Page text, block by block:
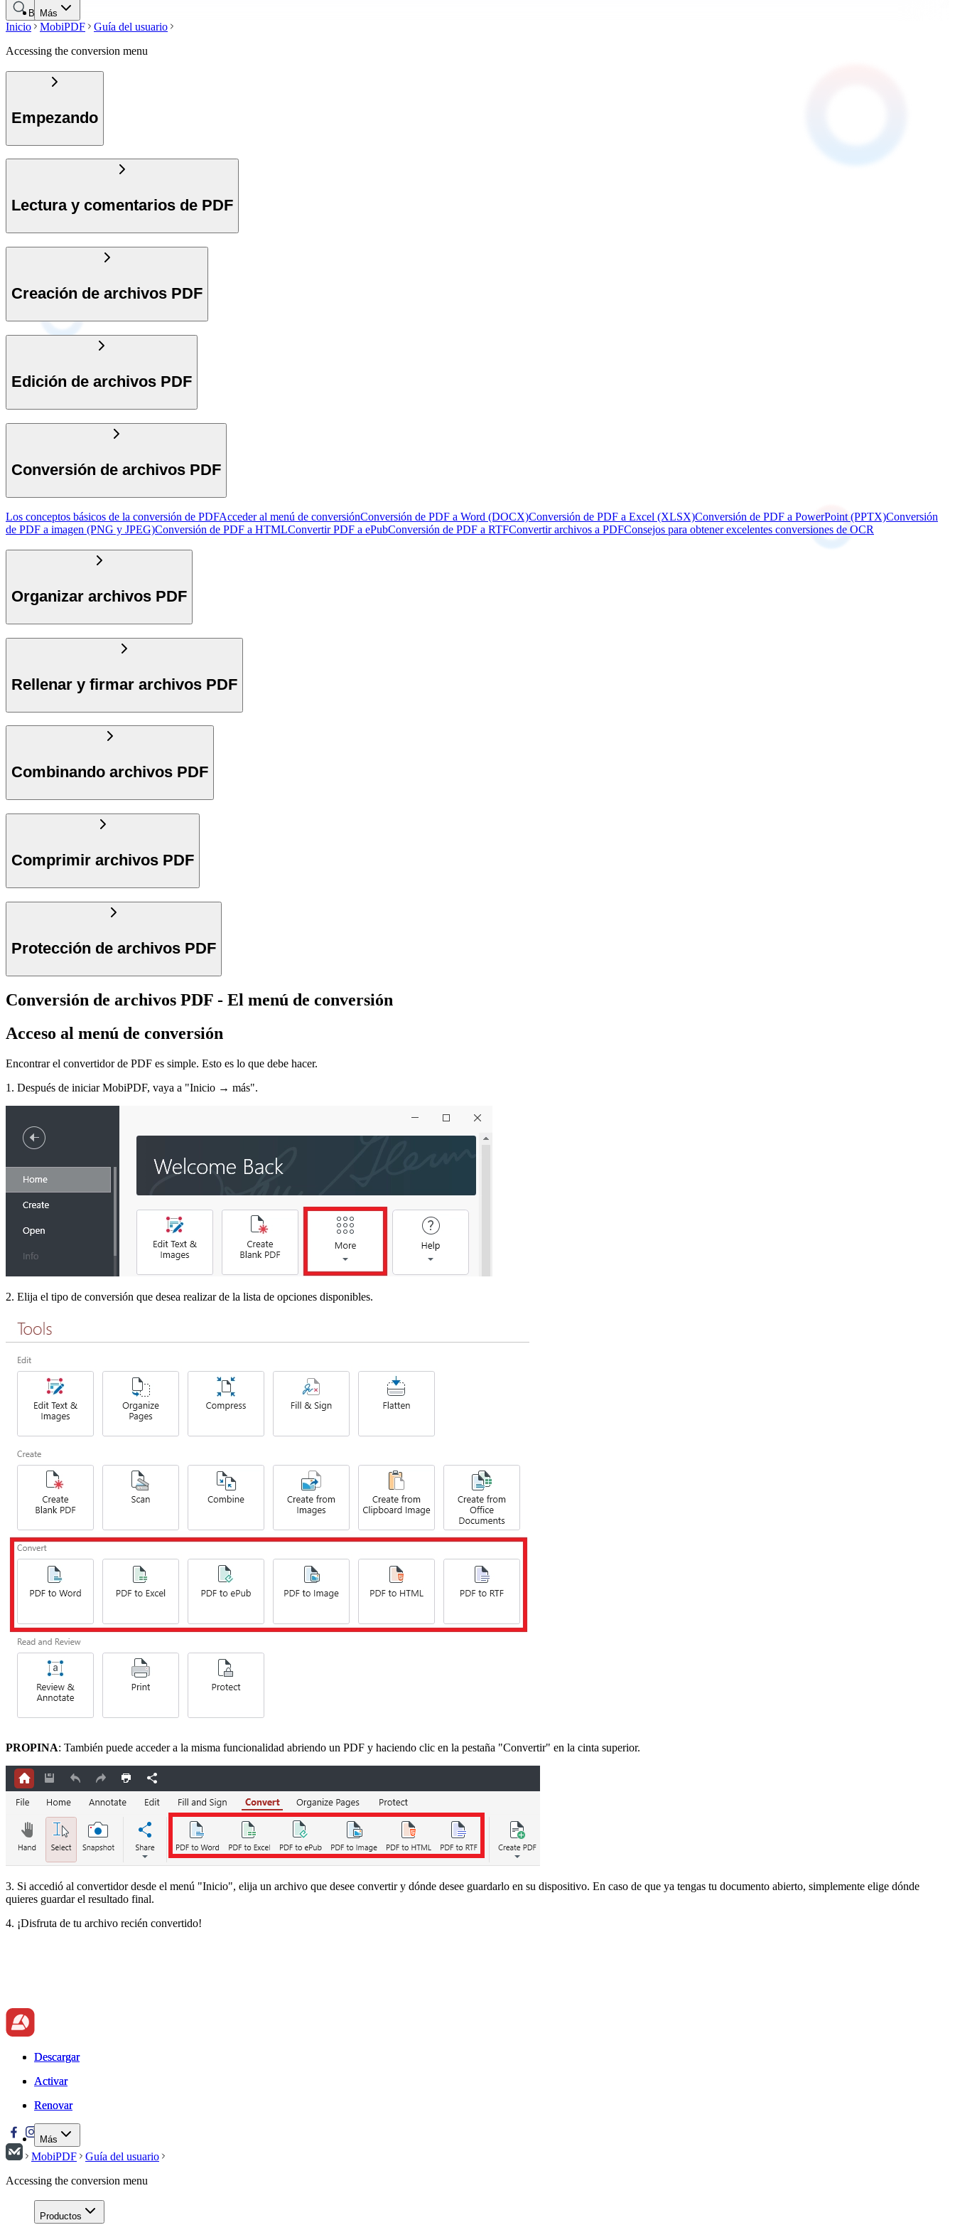
Más
Buscar
Inicio MobiPDF
Guía del usuario
Accessing the conversion menu
Empezando
Lectura y comentarios de PDF
Creación de archivos PDF
Edición de archivos PDF
Conversión de archivos PDF
Los conceptos básicos de la conversión de PDFAcceder al menú de conversiónConversión de PDF a Word (DOCX)Conversión de PDF a Excel (XLSX)Conversión de PDF a PowerPoint (PPTX)Conversión
de PDF a imagen (PNG y JPEG)Conversión de PDF a HTMLConvertir PDF a ePubConversión de PDF a RTFConvertir archivos a PDFConsejos para obtener excelentes conversiones de OCR
Organizar archivos PDF
Rellenar y firmar archivos PDF
Combinando archivos PDF
Comprimir archivos PDF
Protección de archivos PDF
Conversión de archivos PDF - El menú de conversión
Acceso al menú de conversión
Encontrar el convertidor de PDF es simple. Esto es lo que debe hacer.
1. Después de iniciar MobiPDF, vaya a "Inicio → más".
2. Elija el tipo de conversión que desea realizar de la lista de opciones disponibles.
PROPINA: También puede acceder a la misma funcionalidad abriendo un PDF y haciendo clic en la pestaña "Convertir" en la cinta superior.
3. Si accedió al convertidor desde el menú "Inicio", elija un archivo que desee convertir y dónde desee guardarlo en su dispositivo. En caso de que ya tengas tu documento abierto, simplemente elige dónde
quieres guardar el resultado final.
4. ¡Disfruta de tu archivo recién convertido!
Descargar
Activar
Renovar
Más
Descargar
Activar
Renovar
MobiPDF
Guía del usuario
Accessing the conversion menu
Productos